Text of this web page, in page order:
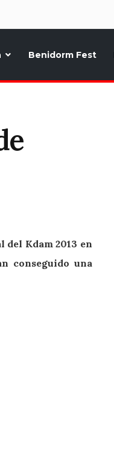
Benidorm Fest
Kdam 2013 en
conseguido una